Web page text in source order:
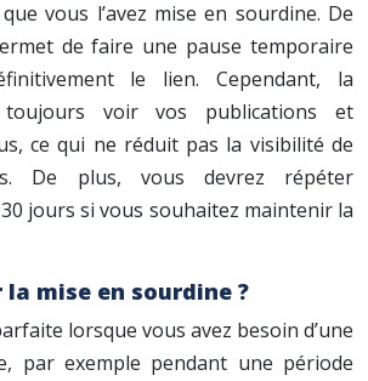
vous l’avez mise en sourdine. De
de faire une pause temporaire
le lien. Cependant, la
voir vos publications et
ce qui ne réduit pas la visibilité de
De plus, vous devrez répéter
jours si vous souhaitez maintenir la
mise en sourdine ?
lorsque vous avez besoin d’une
par exemple pendant une période